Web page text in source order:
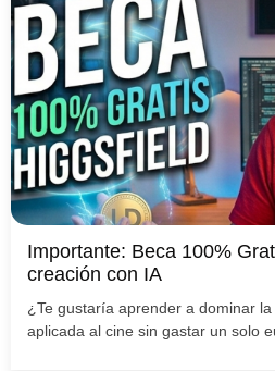
Importante: Beca 100%
creación con IA
¿Te gustaría aprender a dominar
aplicada al cine sin gastar un solo